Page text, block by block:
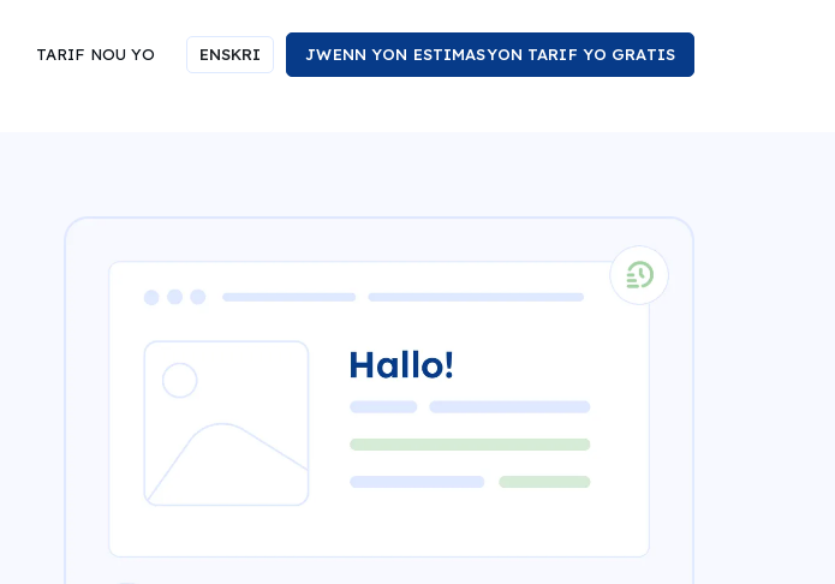
TARIF NOU YO ENSKRI JWENN YON ESTIMASYON TARIF YO GRATIS